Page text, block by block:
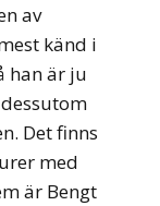
av
känd i
han är ju
Det finns
med
är Bengt